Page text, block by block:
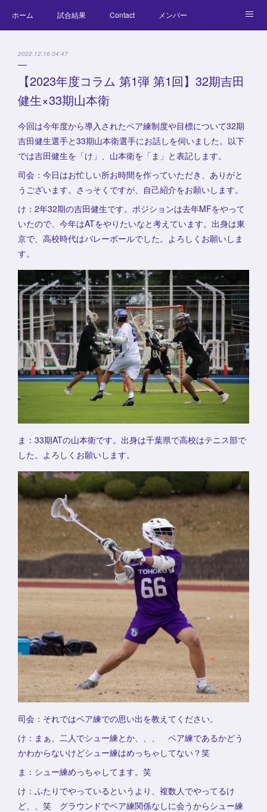
ホーム 試合結果 Contact メンバー
2022.12.16 04:47
【2023年度コラム 第1弾 第1回】32期吉田
健生×33期山本衛
今回は今年度から導入されたペア練制度や目標について32期
吉田健生選手と33期山本衛選手にお話しを伺いました。以下
では吉田健生を「け」、山本衛を「ま」と表記します。
司会：今日はお忙しい所お時間を作っていただき、ありがと
うございます。さっそくですが、自己紹介をお願いします。
け：2年32期の吉田健生です。ポジションは去年MFをやって
いたので、今年はATをやりたいなと考えています。出身は東
京で、高校時代はバレーボールでした。よろしくお願いしま
す。
ま：33期ATの山本衛です。出身は千葉県で高校はテニス部で
した。よろしくお願いします。
司会：それではペア練での思い出を教えてください。
け：まぁ、二人でシュー練とか、、、 ペア練であるかどう
かわからないけどシュー練はめっちゃしてない？笑
ま：シュー練めっちゃしてます。笑
け：ふたりでやっているというより、複数人でやってるけ
ど、、笑 グラウンドでペア練関係なしに会うからシュー練